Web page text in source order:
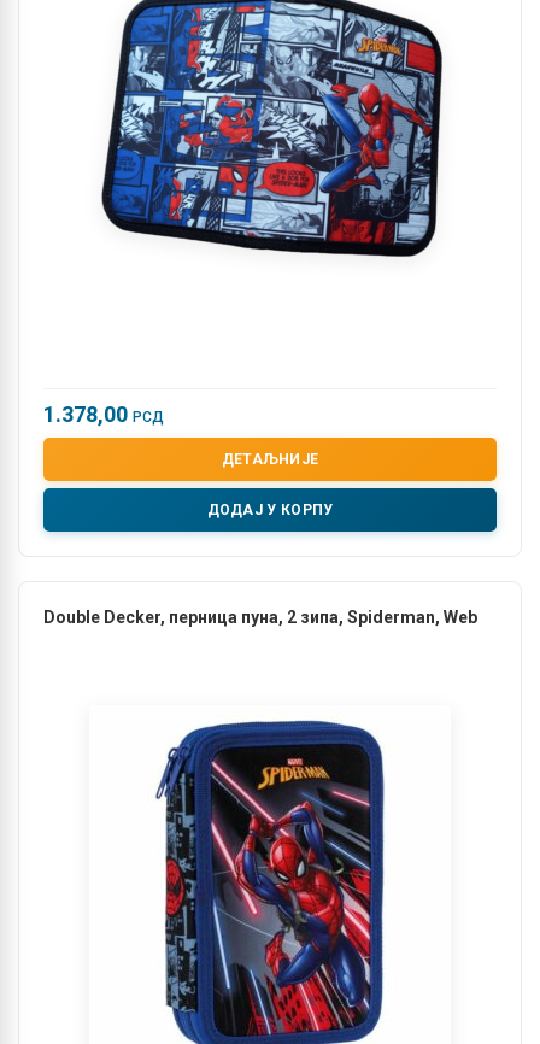
1.378,00 РСД
ДЕТАЉНИЈЕ
ДОДАЈ У КОРПУ
Double Decker, перница пуна, 2 зипa, Spiderman, Web